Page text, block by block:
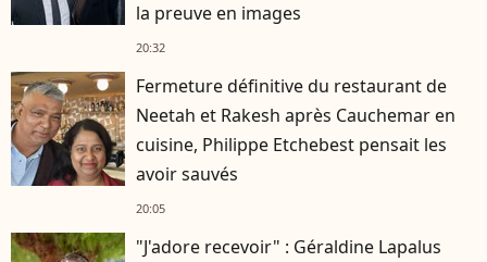
la preuve en images
20:32
Fermeture définitive du restaurant de
Neetah et Rakesh après Cauchemar en
cuisine, Philippe Etchebest pensait les
avoir sauvés
20:05
"J'adore recevoir" : Géraldine Lapalus